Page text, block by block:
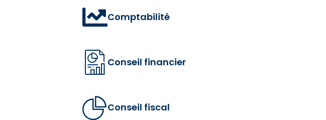
Comptabilité
Conseil financier
Conseil fiscal